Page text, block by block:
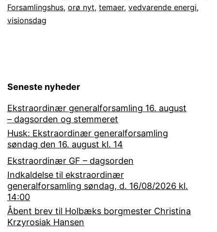
Forsamlingshus, orø nyt, temaer, vedvarende energi,
visionsdag
Seneste nyheder
Ekstraordinær generalforsamling 16. august
– dagsorden og stemmeret
Husk: Ekstraordinær generalforsamling
søndag den 16. august kl. 14
Ekstraordinær GF – dagsorden
Indkaldelse til ekstraordinær
generalforsamling søndag, d. 16/08/2026 kl.
14:00
Åbent brev til Holbæks borgmester Christina
Krzyrosiak Hansen